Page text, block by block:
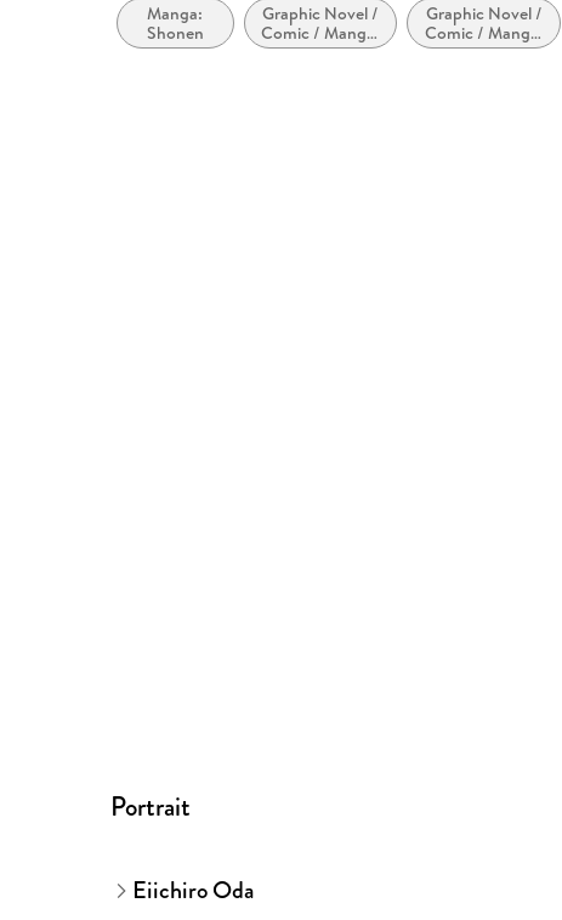
Manga:
Shonen
Graphic Novel /
Comic / Manga:
Superhelden
Graphic Novel /
Comic / Manga:
Action und
Portrait
Eiichiro Oda